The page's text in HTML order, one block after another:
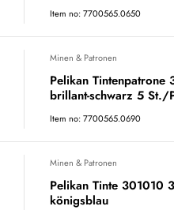
Item no: 7700565.0650
Minen & Patronen
Pelikan Tintenpatrone
brillant-schwarz 5 St./
Item no: 7700565.0690
Minen & Patronen
Pelikan Tinte 301010
königsblau